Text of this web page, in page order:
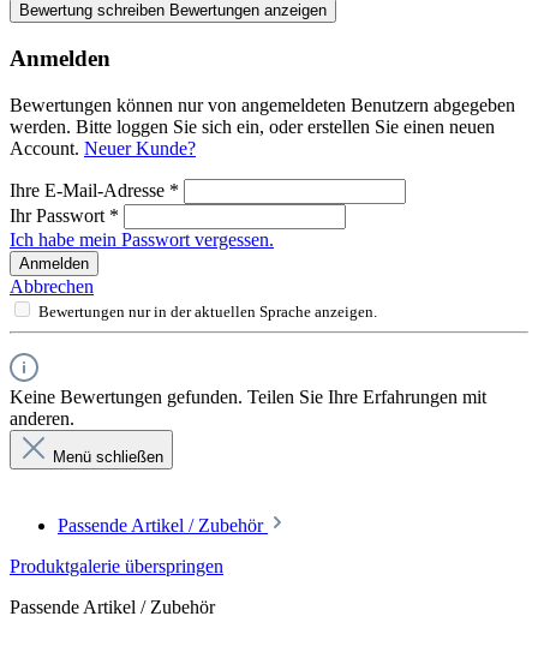
Bewertung schreiben Bewertungen anzeigen
Anmelden
Bewertungen können nur von angemeldeten Benutzern abgegeben
werden. Bitte loggen Sie sich ein, oder erstellen Sie einen neuen
Account. Neuer Kunde?
Ihre E-Mail-Adresse *
Ihr Passwort *
Ich habe mein Passwort vergessen.
Anmelden
Abbrechen
Bewertungen nur in der aktuellen Sprache anzeigen.
Keine Bewertungen gefunden. Teilen Sie Ihre Erfahrungen mit
anderen.
Menü schließen
Passende Artikel / Zubehör
Produktgalerie überspringen
Passende Artikel / Zubehör